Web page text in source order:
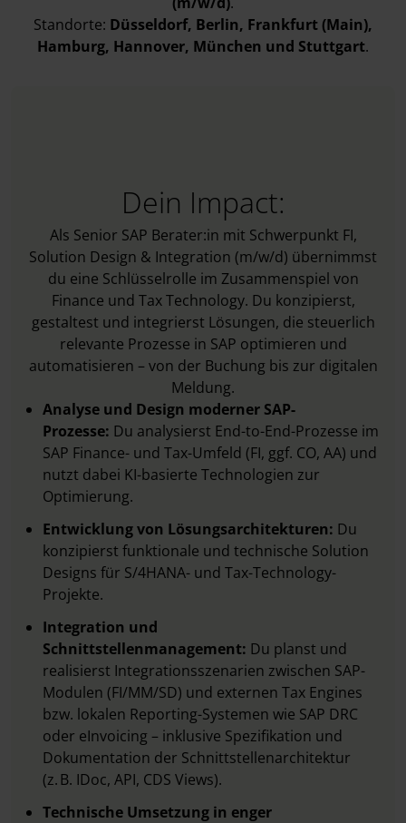
Standorte: Düsseldorf, Berlin, Frankfurt (Main),
Hamburg, Hannover, München und Stuttgart.
Dein Impact:
Als Senior SAP Berater:in mit Schwerpunkt FI,
Solution Design & Integration (m/w/d) übernimmst
du eine Schlüsselrolle im Zusammenspiel von
Finance und Tax Technology. Du konzipierst,
gestaltest und integrierst Lösungen, die steuerlich
relevante Prozesse in SAP optimieren und
automatisieren – von der Buchung bis zur digitalen
Meldung.
Analyse und Design moderner SAP-
Prozesse: Du analysierst End-to-End-Prozesse im
SAP Finance- und Tax-Umfeld (FI, ggf. CO, AA) und
nutzt dabei KI-basierte Technologien zur
Optimierung.
Entwicklung von Lösungsarchitekturen: Du
konzipierst funktionale und technische Solution
Designs für S/4HANA- und Tax-Technology-
Projekte.
Integration und
Schnittstellenmanagement: Du planst und
realisierst Integrationsszenarien zwischen SAP-
Modulen (FI/MM/SD) und externen Tax Engines
bzw. lokalen Reporting-Systemen wie SAP DRC
oder eInvoicing – inklusive Spezifikation und
Dokumentation der Schnittstellenarchitektur
(z. B. IDoc, API, CDS Views).
Technische Umsetzung in enger